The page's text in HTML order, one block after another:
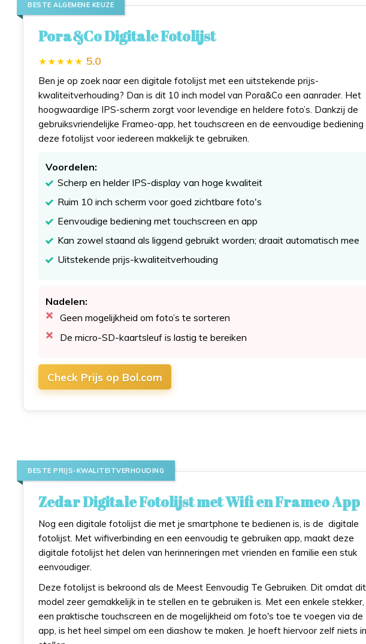
BESTE ALGEMENE KEUZE
Pora&Co Digitale Fotolijst
5.0
Ben je op zoek naar een digitale fotolijst met een uitstekende prijs-
kwaliteitverhouding? Dan is dit 10 inch model van Pora&Co een aanrader. Het
hoogwaardige IPS-scherm zorgt voor levendige en heldere foto’s. Dankzij de
gebruiksvriendelijke Frameo-app, het touchscreen en de eenvoudige bediening
deze fotolijst voor iedereen makkelijk te gebruiken.
Voordelen:
Scherp en helder IPS-display van hoge kwaliteit
Ruim 10 inch scherm voor goed zichtbare foto's
Eenvoudige bediening met touchscreen en app
Kan zowel staand als liggend gebruikt worden; draait automatisch mee
Uitstekende prijs-kwaliteitverhouding
Nadelen:
Geen mogelijkheid om foto’s te sorteren
De micro-SD-kaartsleuf is lastig te bereiken
Check Prijs op Bol.com
BESTE PRIJS-KWALITEITVERHOUDING
Zedar Digitale Fotolijst met Wifi en Frameo App
Nog een digitale fotolijst die met je smartphone te bedienen is, is de digitale
fotolijst. Met wifiverbinding en een eenvoudig te gebruiken app, maakt deze
digitale fotolijst het delen van herinneringen met vrienden en familie een stuk
eenvoudiger.
Deze fotolijst is bekroond als de Meest Eenvoudig Te Gebruiken. Dit omdat dit
model zeer gemakkelijk in te stellen en te gebruiken is. Met een enkele stekker,
een praktische touchscreen en de mogelijkheid om foto's toe te voegen via de
app, is het heel simpel om een diashow te maken. Je hoeft hiervoor zelf niets